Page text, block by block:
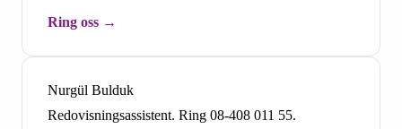
Ring oss
Nurgül Bulduk
Redovisningsassistent. Ring 08-408 011 55.